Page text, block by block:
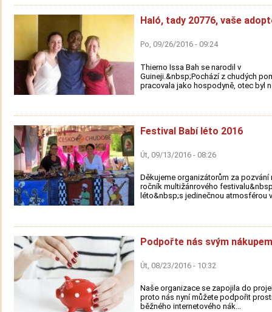
Haló, tady 20776, vaše
Po, 09/26/2016 - 09:24
Thierno Issa Bah se narodil v
Guineji.&nbsp;Pochází z chudých
pracovala jako hospodyně, otec byl
Festival Babí léto 2016
Út, 09/13/2016 - 08:26
Děkujeme organizátorům za pozvání
ročník multižánrového
léto&nbsp;s jedinečnou atmosférou
Podpořte nás svým
Út, 08/23/2016 - 10:32
Naše organizace se zapojila do
proto nás nyní můžete podpořit
běžného internetového nák...